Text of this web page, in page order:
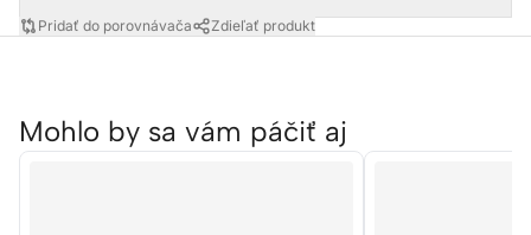
Pridať do porovnávača Zdieľať produkt
Mohlo by sa vám páčiť aj